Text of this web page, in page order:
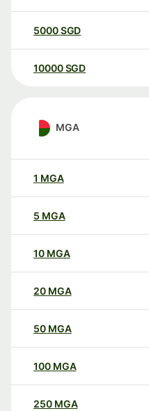
5000SGD
10000 SGD
MGA
1 MGA
5 MGA
10 MGA
20 MGA
50 MGA
100 MGA
250 MGA